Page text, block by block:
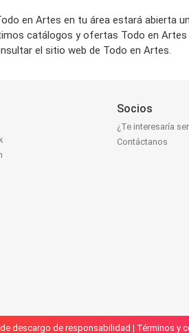
en Artes en tu área estará abierta
catálogos y ofertas Todo en
el sitio web de Todo en Artes.
Socios
¿Te interesaría
Contáctanos
descargo de responsabilidad | Términos y